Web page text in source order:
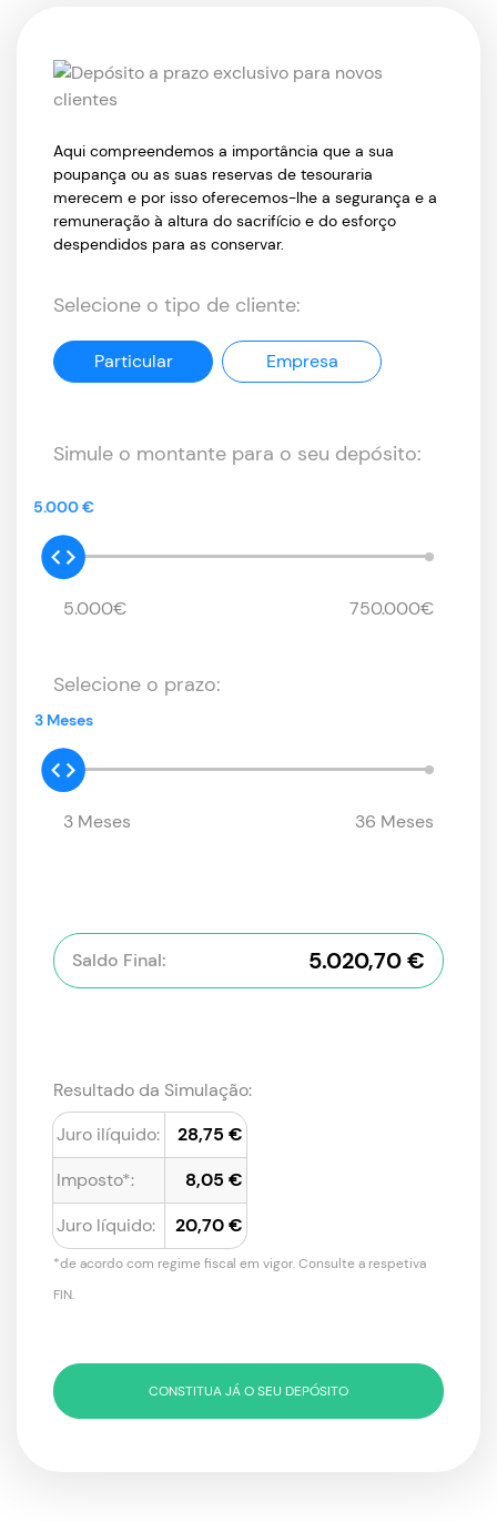
Resultado da Simulação:
Juro ilíquido:
28,75 €
Imposto*:
8,05 €
Juro líquido:
20,70 €
*de acordo com regime fiscal em vigor. Consulte a respetiva
FIN.
CONSTITUA JÁ O SEU DEPÓSITO
Aqui compreendemos a importância que a sua
poupança ou as suas reservas de tesouraria
merecem e por isso oferecemos-lhe a segurança e a
remuneração à altura do sacrifício e do esforço
despendidos para as conservar.
Selecione o tipo de cliente:
Particular Empresa
Simule o montante para o seu depósito:
5.000 €
5.000€ 750.000€
Selecione o prazo:
3 Meses
3 Meses 36 Meses
Saldo Final: 5.020,70 €